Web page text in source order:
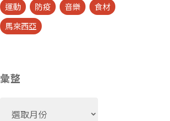
運動
防疫 音樂
食材
馬來西亞
彙整